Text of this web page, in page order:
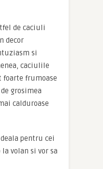
de caciuli
decor
si
caciulile
frumoase
grosimea
calduroase
pentru cei
volan si vor sa